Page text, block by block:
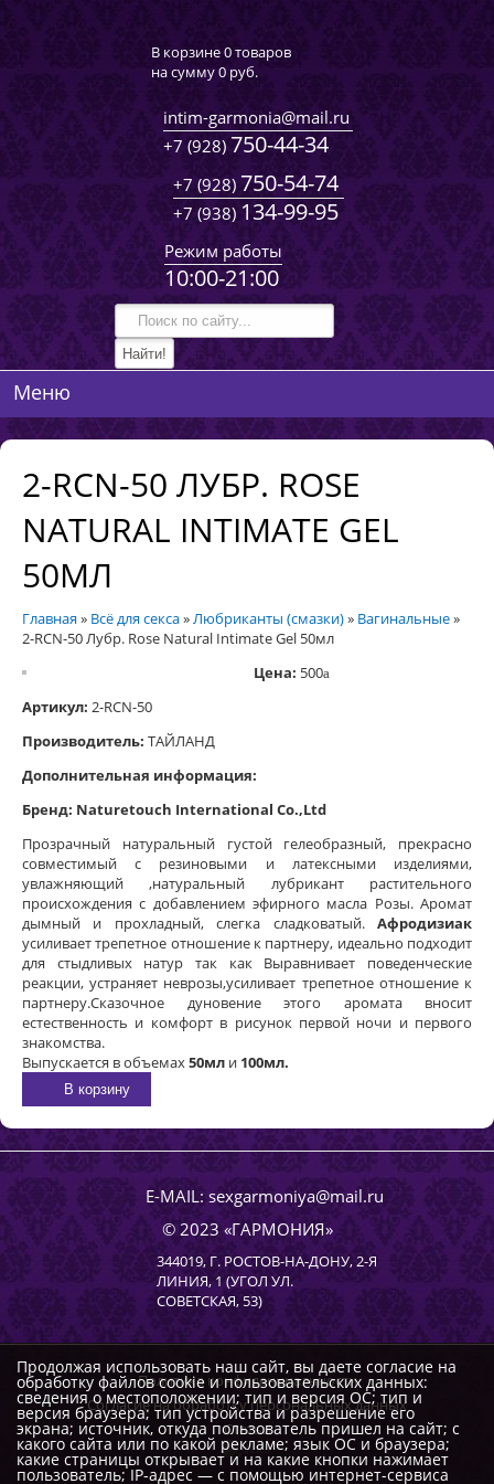
В корзине 0 товаров
на сумму0 руб.
intim-garmonia@mail.ru
+7 (928) 750-44-34
+7 (928) 750-54-74
+7 (938) 134-99-95
Режим работы
10:00-21:00
Меню
2-RCN-50 ЛУБР. ROSE
NATURAL INTIMATE GEL
50МЛ
Главная» Всё для секса»Любриканты (смазки)» Вагинальные»
2-RCN-50 Лубр. Rose Natural Intimate Gel 50мл
Цена: 500a
Артикул: 2-RCN-50
Производитель: ТАЙЛАНД
Дополнительная информация:
Бренд: Naturetouch International Co.,Ltd
Прозрачный натуральный густой гелеобразный, прекрасно
совместимый с резиновыми и латексными изделиями,
увлажняющий ,натуральный лубрикант растительного
происхождения с добавлением эфирного масла Розы. Аромат
дымный и прохладный, слегка сладковатый. Афродизиак
усиливает трепетное отношение к партнеру, идеально подходит
для стыдливых натур так как Выравнивает поведенческие
реакции, устраняет неврозы,усиливает трепетное отношение к
партнеру.Сказочное дуновение этого аромата вносит
естественность и комфорт в рисунок первой ночи и первого
знакомства.
Выпускается в объемах50мл и 100мл.
В корзину
E-MAIL: sexgarmoniya@mail.ru
© 2023 «ГАРМОНИЯ»
344019, Г. РОСТОВ-НА-ДОНУ,2-Я
ЛИНИЯ, 1 (УГОЛ УЛ.
СОВЕТСКАЯ, 53)
Политика конфиденциальности
Согласие на обработку персональных данных
Статьи
Продолжая использовать наш сайт, вы даете согласие на
обработку файлов cookie и пользовательских данных:
сведения о местоположении; тип и версия ОС; тип и
версия браузера; тип устройства и разрешение его
экрана; источник, откуда пользователь пришел на сайт; с
какого сайта или по какой рекламе; язык ОС и браузера;
какие страницы открывает и на какие кнопки нажимает
пользователь; IP-адрес — с помощью интернет-сервиса